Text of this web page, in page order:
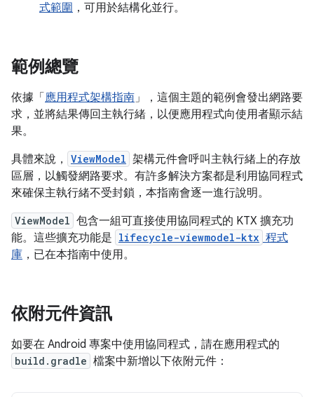
式範圍 ，可用於結構化並行。
範例總覽
依據「 應用程式架構指南」，這個主題的範例會發出網路要
求，並將結果傳回主執行緒，以便應用程式向使用者顯示結
果。
具體來說，
ViewModel 架構元件會呼叫主執行緒上的存放
區層，以觸發網路要求。有許多解決方案都是利用協同程式
來確保主執行緒不受封鎖，本指南會逐一進行說明。
ViewModel 包含一組可直接使用協同程式的 KTX 擴充功
能。這些擴充功能是 lifecycle-viewmodel-ktx 程式
庫 ，已在本指南中使用。
依附元件資訊
如要在 Android 專案中使用協同程式，請在應用程式的
build.gradle 檔案中新增以下依附元件：